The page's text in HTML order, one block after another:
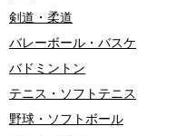
剣道・柔道
バレーボール・バスケ
バドミントン
テニス・ソフトテニス
野球・ソフトボール